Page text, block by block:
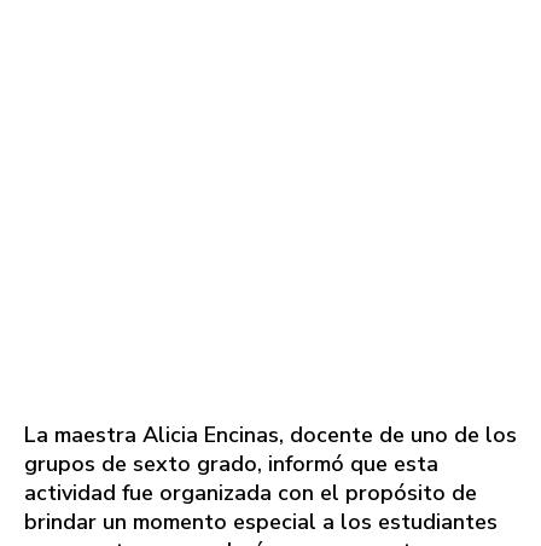
La maestra Alicia Encinas, docente de uno de los
grupos de sexto grado, informó que esta
actividad fue organizada con el propósito de
brindar un momento especial a los estudiantes